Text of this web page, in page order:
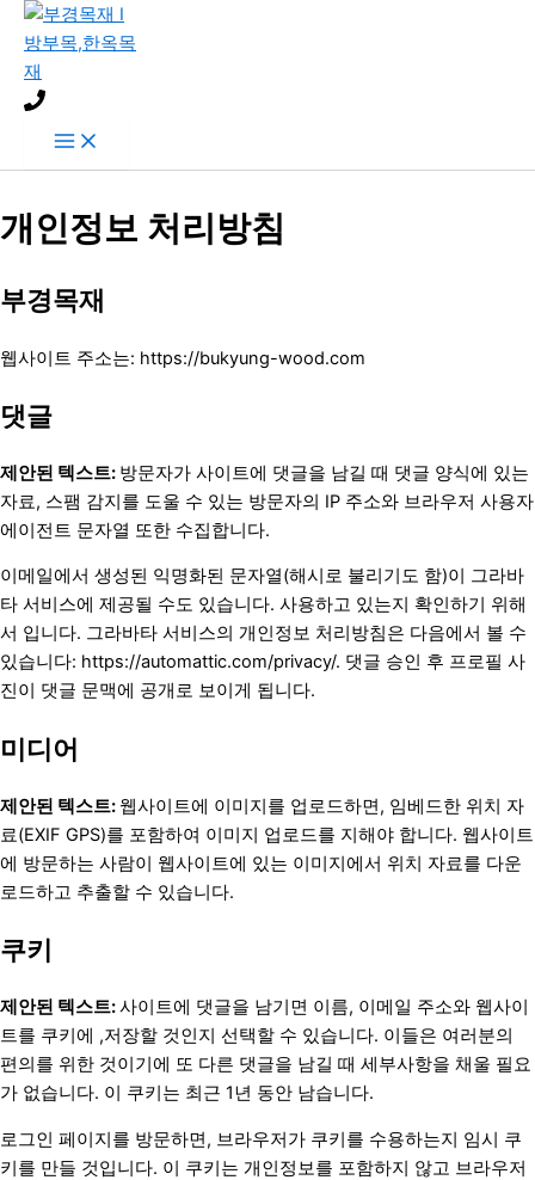
기
개인정보 처리방침
부경목재
웹사이트 주소는: https://bukyung-wood.com
댓글
제안된 텍스트: 방문자가 사이트에 댓글을 남길 때 댓글 양식에 있는
자료, 스팸 감지를 도울 수 있는 방문자의 IP 주소와 브라우저 사용자
에이전트 문자열 또한 수집합니다.
이메일에서 생성된 익명화된 문자열(해시로 불리기도 함)이 그라바
타 서비스에 제공될 수도 있습니다. 사용하고 있는지 확인하기 위해
서 입니다. 그라바타 서비스의 개인정보 처리방침은 다음에서 볼 수
있습니다: https://automattic.com/privacy/. 댓글 승인 후 프로필 사
진이 댓글 문맥에 공개로 보이게 됩니다.
미디어
제안된 텍스트: 웹사이트에 이미지를 업로드하면, 임베드한 위치 자
료(EXIF GPS)를 포함하여 이미지 업로드를 지해야 합니다. 웹사이트
에 방문하는 사람이 웹사이트에 있는 이미지에서 위치 자료를 다운
로드하고 추출할 수 있습니다.
쿠키
제안된 텍스트:사이트에 댓글을 남기면 이름, 이메일 주소와 웹사이
트를 쿠키에 ,저장할 것인지 선택할 수 있습니다. 이들은 여러분의
편의를 위한 것이기에 또 다른 댓글을 남길 때 세부사항을 채울 필요
가 없습니다. 이 쿠키는 최근 1년 동안 남습니다.
로그인 페이지를 방문하면, 브라우저가 쿠키를 수용하는지 임시 쿠
키를 만들 것입니다. 이 쿠키는 개인정보를 포함하지 않고 브라우저